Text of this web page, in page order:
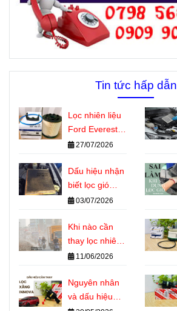
Tin tức hấp dẫn
Lọc nhiên liệu
Ford Everest
dùng chung
dòng xe nào?
27/07/2026
Dấu hiệu nhận
biết lọc gió
động cơ ô tô
03/07/2026
Khi nào cần
thay lọc nhiên
liệu Ford
hiệu nhận biết
chính xác
11/06/2026
Nguyên nhân
và dấu hiệu